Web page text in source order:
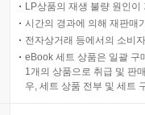
LP상품의 재생 불량 원인
시간의 경과에 의해 재판매
전자상거래 등에서의 소비
eBook 세트 상품은 일괄 구
1개의 상품으로 취급 및 판
우, 세트 상품 전부 및 세트